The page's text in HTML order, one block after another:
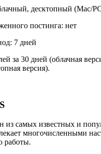
десктопный (Mac/
постинга: нет
7 дней
за 30 дней (облачная
версия).
из самых известных и
многочисленными
работы.